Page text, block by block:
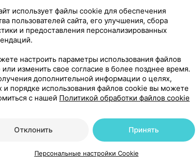
полностью
Россия
использует файлы cookie для обеспечения
пользователей сайта, его улучшения, сбора
и предоставления персонализированных
настроить параметры использования файлов
изменить свое согласие в более позднее время.
дополнительной информации о целях,
и порядке использования файлов cookie вы можете
с нашей Политикой обработки файлов cookie
Отклонить Принять
Персональные настройки Cookie